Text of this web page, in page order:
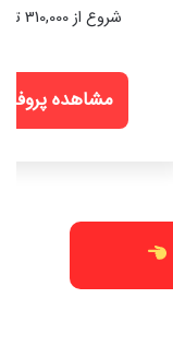
شروع از 310,000 تومان
مشاهده